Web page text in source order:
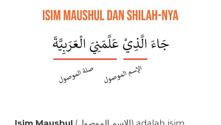
Isim Maushul (الإسم الموصول) adalah isim